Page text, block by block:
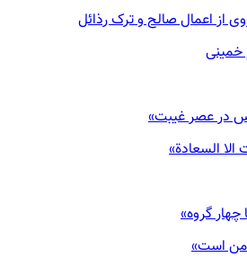
از اعمال صالح و ترک رذائل
در عصر غیبت»
الا السعادة»
گروه»
است»